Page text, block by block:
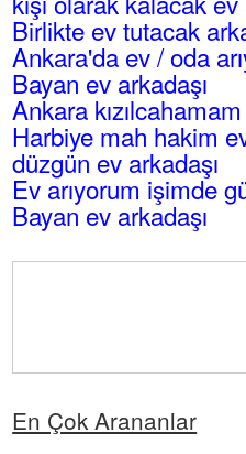
Birlikte ev tutacak
Ankara'da ev / oda
Bayan ev arkadaşı
Ankara
Harbiye mah hakim
düzgün ev arkadaşı
Ev arıyorum işimde
Bayan ev arkadaşı
En Çok Arananlar